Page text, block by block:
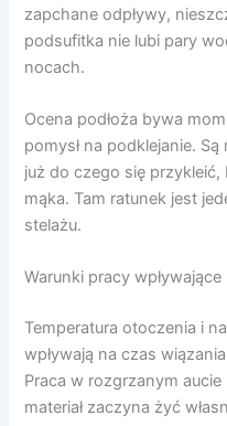
zapchane odpływy,
podsufitka nie lubi pary
nocach.
Ocena podłoża bywa
pomysł na podklejanie. Są
już do czego się przykleić,
mąka. Tam ratunek jest
stelażu.
Warunki pracy
Temperatura otoczenia i
wpływają na czas
Praca w rozgrzanym
materiał zaczyna żyć